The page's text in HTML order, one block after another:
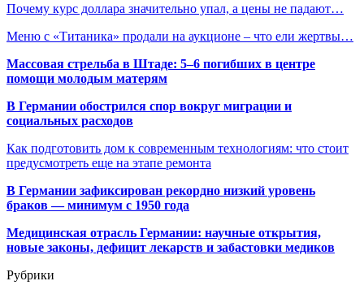
Почему курс доллара значительно упал, а цены не падают…
Меню с «Титаника» продали на аукционе – что ели жертвы…
Массовая стрельба в Штаде: 5–6 погибших в центре
помощи молодым матерям
В Германии обострился спор вокруг миграции и
социальных расходов
Как подготовить дом к современным технологиям: что стоит
предусмотреть еще на этапе ремонта
В Германии зафиксирован рекордно низкий уровень
браков — минимум с 1950 года
Медицинская отрасль Германии: научные открытия,
новые законы, дефицит лекарств и забастовки медиков
Рубрики